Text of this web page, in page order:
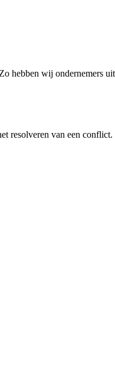
hebben wij ondernemers
van een